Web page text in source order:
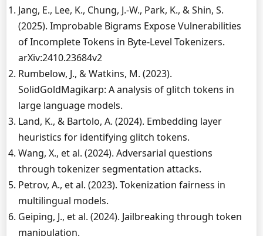
Jang, E., Lee, K., Chung, J.-W., Park, K., & Shin, S.
(2025). Improbable Bigrams Expose Vulnerabilities
of Incomplete Tokens in Byte-Level Tokenizers.
arXiv:2410.23684v2
Rumbelow, J., & Watkins, M. (2023).
SolidGoldMagikarp: A analysis of glitch tokens in
large language models.
Land, K., & Bartolo, A. (2024). Embedding layer
heuristics for identifying glitch tokens.
Wang, X., et al. (2024). Adversarial questions
through tokenizer segmentation attacks.
Petrov, A., et al. (2023). Tokenization fairness in
multilingual models.
Geiping, J., et al. (2024). Jailbreaking through token
manipulation.